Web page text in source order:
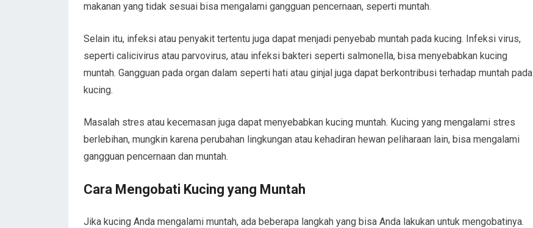
makanan yang tidak sesuai bisa mengalami gangguan pencernaan, seperti muntah.
Selain itu, infeksi atau penyakit tertentu juga dapat menjadi penyebab muntah pada kucing. Infeksi virus,
seperti calicivirus atau parvovirus, atau infeksi bakteri seperti salmonella, bisa menyebabkan kucing
muntah. Gangguan pada organ dalam seperti hati atau ginjal juga dapat berkontribusi terhadap muntah pada
kucing.
Masalah stres atau kecemasan juga dapat menyebabkan kucing muntah. Kucing yang mengalami stres
berlebihan, mungkin karena perubahan lingkungan atau kehadiran hewan peliharaan lain, bisa mengalami
gangguan pencernaan dan muntah.
Cara Mengobati Kucing yang Muntah
Jika kucing Anda mengalami muntah, ada beberapa langkah yang bisa Anda lakukan untuk mengobatinya.